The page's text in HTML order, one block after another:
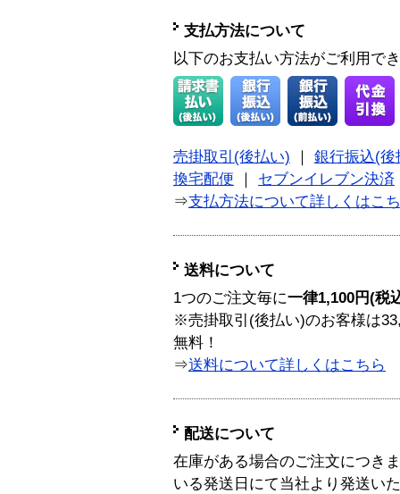
支払方法について
以下のお支払い方法がご利用で
売掛取引(後払い)
銀行振込(後
換宅配便
セブンイレブン決済
⇒支払方法について詳しくはこ
送料について
1つのご注文毎に一律1,100円(税
※売掛取引(後払い)のお客様は
無料！
⇒送料について詳しくはこちら
配送について
在庫がある場合のご注文につき
いる発送日にて当社より発送い